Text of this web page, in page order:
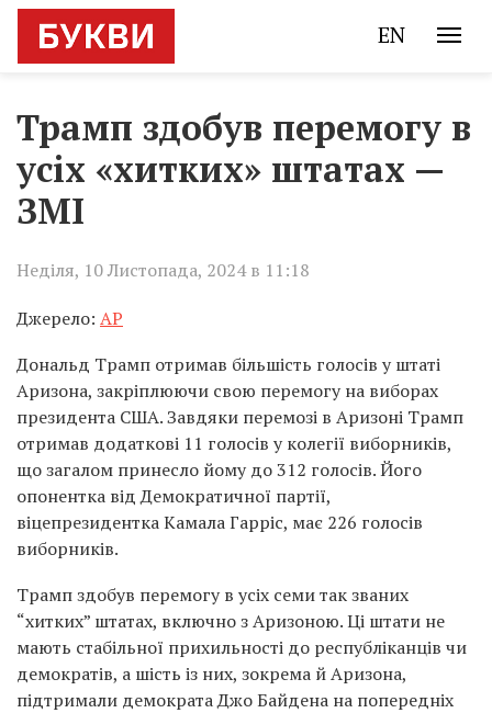
EN
Трамп здобув перемогу в
усіх «хитких» штатах —
ЗМІ
Неділя, 10 Листопада, 2024 в 11:18
Джерело: AP
Дональд Трамп отримав більшість голосів у штаті
Аризона, закріплюючи свою перемогу на виборах
президента США. Завдяки перемозі в Аризоні Трамп
отримав додаткові 11 голосів у колегії виборників,
що загалом принесло йому до 312 голосів. Його
опонентка від Демократичної партії,
віцепрезидентка Камала Гарріс, має 226 голосів
виборників.
Трамп здобув перемогу в усіх семи так званих
“хитких” штатах, включно з Аризоною. Ці штати не
мають стабільної прихильності до республіканців чи
демократів, а шість із них, зокрема й Аризона,
підтримали демократа Джо Байдена на попередніх